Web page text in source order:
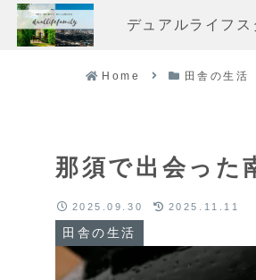
デュアルライフス
Home 田舎の生活
那須で出会った
田舎の生活
2025.09.30 2025.11.11